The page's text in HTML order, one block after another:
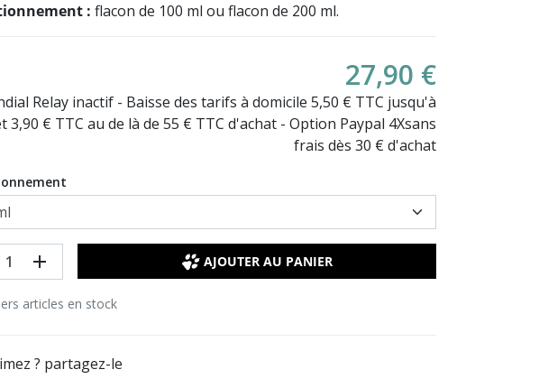
: flacon de 100 ml ou flacon de 200 ml.
27,90 €
Relay inactif - Baisse des tarifs à domicile 5,50 € TTC jusqu'à
3,90 € TTC au de là de 55 € TTC d'achat - Option Paypal 4Xsans
frais dès 30 € d'achat
add AJOUTER AU PANIER
articles en stock
? partagez-le